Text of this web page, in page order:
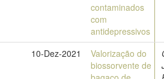
contaminados
com
antidepressivos
10-Dez-2021
Valorização do
biossorvente de